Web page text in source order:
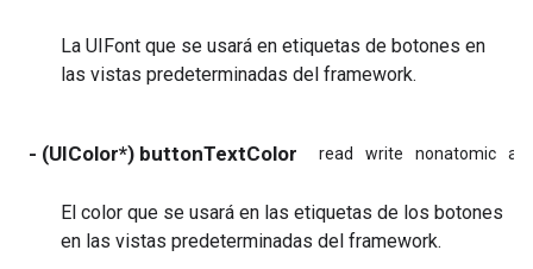
La UIFont que se usará en etiquetas de botones en
las vistas predeterminadas del framework.
- (UIColor*) buttonTextColor read write nonatomic
El color que se usará en las etiquetas de los botones
en las vistas predeterminadas del framework.